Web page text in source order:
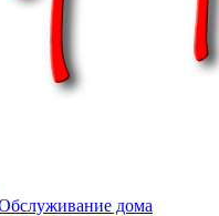
дома